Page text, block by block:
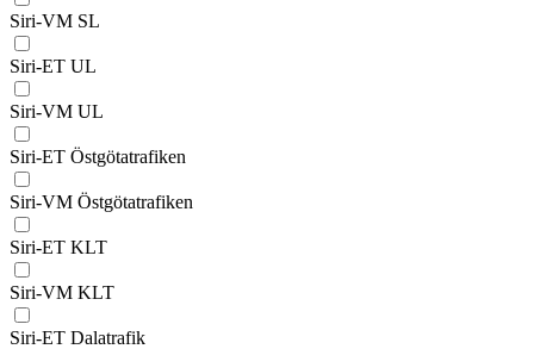
Siri-VM SL
Siri-ET UL
Siri-VM UL
Siri-ET Östgötatrafiken
Siri-VM Östgötatrafiken
Siri-ET KLT
Siri-VM KLT
Siri-ET Dalatrafik